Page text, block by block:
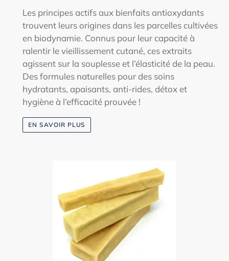
Les principes actifs aux bienfaits antioxydants
trouvent leurs origines dans les parcelles cultivées
en biodynamie. Connus pour leur capacité à
ralentir le vieillissement cutané, ces extraits
agissent sur la souplesse et l’élasticité de la peau.
Des formules naturelles pour des soins
hydratants, apaisants, anti-rides, détox et
hygiène à l’efficacité prouvée !
EN SAVOIR PLUS